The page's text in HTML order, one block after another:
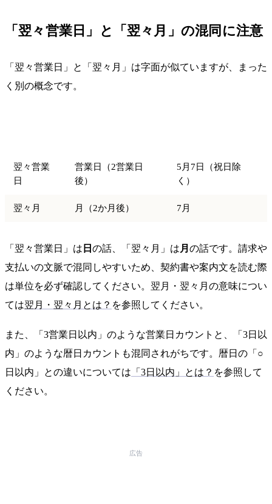
「翌々営業日」と「翌々月」の混同に注意
「翌々営業日」と「翌々月」は字面が似ていますが、まった
く別の概念です。
翌々営業
日
営業日（2営業日
後）
5月7日（祝日除
く）
翌々月 月（2か月後） 7月
「翌々営業日」は 日 の話、「翌々月」は 月 の話です。請求や
支払いの文脈で混同しやすいため、契約書や案内文を読む際
は単位を必ず確認してください。翌月・翌々月の意味につい
ては翌月・翌々月とは？ を参照してください。
また、「3営業日以内」のような営業日カウントと、「3日以
内」のような暦日カウントも混同されがちです。暦日の「○
日以内」との違いについては 「3日以内」とは？ を参照して
ください。
広告